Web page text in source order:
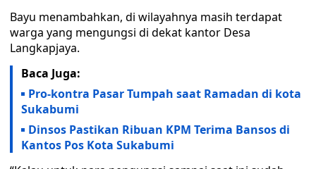
Bayu menambahkan, di wilayahnya masih terdapat
warga yang mengungsi di dekat kantor Desa
Langkapjaya.
Baca Juga:
Pro-kontra Pasar Tumpah saat Ramadan di kota
Sukabumi
Dinsos Pastikan Ribuan KPM Terima Bansos di
Kantos Pos Kota Sukabumi